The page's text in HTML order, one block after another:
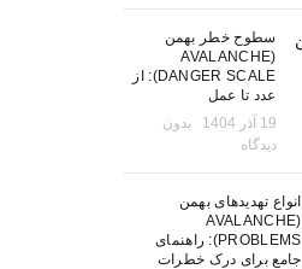
سطوح خطر بهمن
(AVALANCHE
DANGER SCALE): از
عدد تا عمل
19 آذر 1404
بدون
دیدگاه
انواع تهدیدهای بهمن
(AVALANCHE
PROBLEMS): راهنمای
جامع برای درک خطرات